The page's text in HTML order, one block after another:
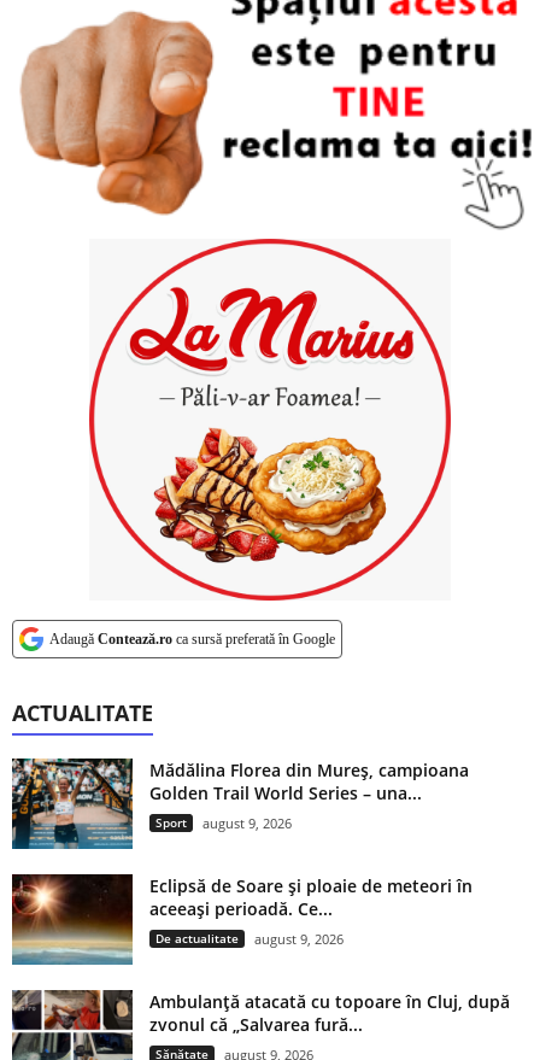
Adaugă Contează.ro ca sursă preferată în Google
ACTUALITATE
Mădălina Florea din Mureș, campioana
Golden Trail World Series – una...
Sport august 9, 2026
Eclipsă de Soare și ploaie de meteori în
aceeași perioadă. Ce...
De actualitate august 9, 2026
Ambulanță atacată cu topoare în Cluj, după
zvonul că „Salvarea fură...
Sănătate august 9, 2026